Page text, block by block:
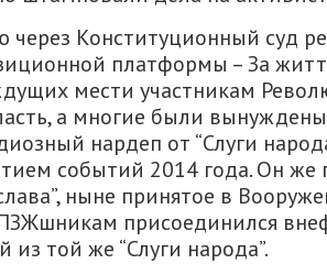
через Конституционный суд
платформы – За
мести участникам
а многие были
нардеп от “Слуги
событий 2014 года. Он же
ныне принятое в
присоединился
из той же “Слуги народа”.